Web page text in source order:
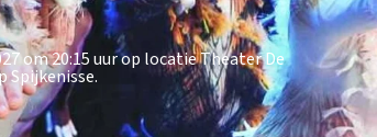
om 20:15 uur op locatie Theater De
Spijkenisse.